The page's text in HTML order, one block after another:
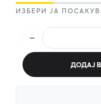
ИЗБЕРИ ЈА
ДОДАЈ